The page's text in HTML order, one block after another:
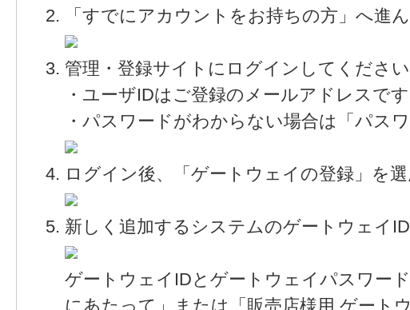
「すでにアカウントをお持ちの方」へ進
管理・登録サイトにログインしてください
・ユーザIDはご登録のメールアドレスです
・パスワードがわからない場合は「パス
ログイン後、「ゲートウェイの登録」を選
新しく追加するシステムのゲートウェイ
ゲートウェイIDとゲートウェイパスワー
にあたって」または「販売店様用 ゲート